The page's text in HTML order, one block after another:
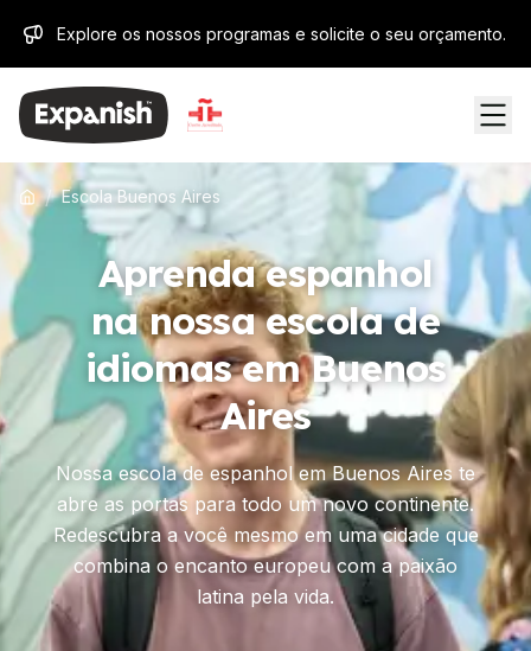
Explore os nossos programas e solicite o seu orçamento.
/ Escola Buenos Aires
Aprenda espanhol
na nossa escola de
idiomas em Buenos
Aires
Nossa escola de espanhol em Buenos Aires te
abre as portas para todo um novo continente.
Redescubra a você mesmo em uma cidade que
combina o encanto europeu com a paixão
latina pela vida.